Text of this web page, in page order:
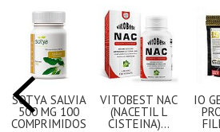
SOTYA SALVIA
500 MG 100
COMPRIMIDOS
VITOBEST NAC
(NACETIL L
CISTEINA)...
IO